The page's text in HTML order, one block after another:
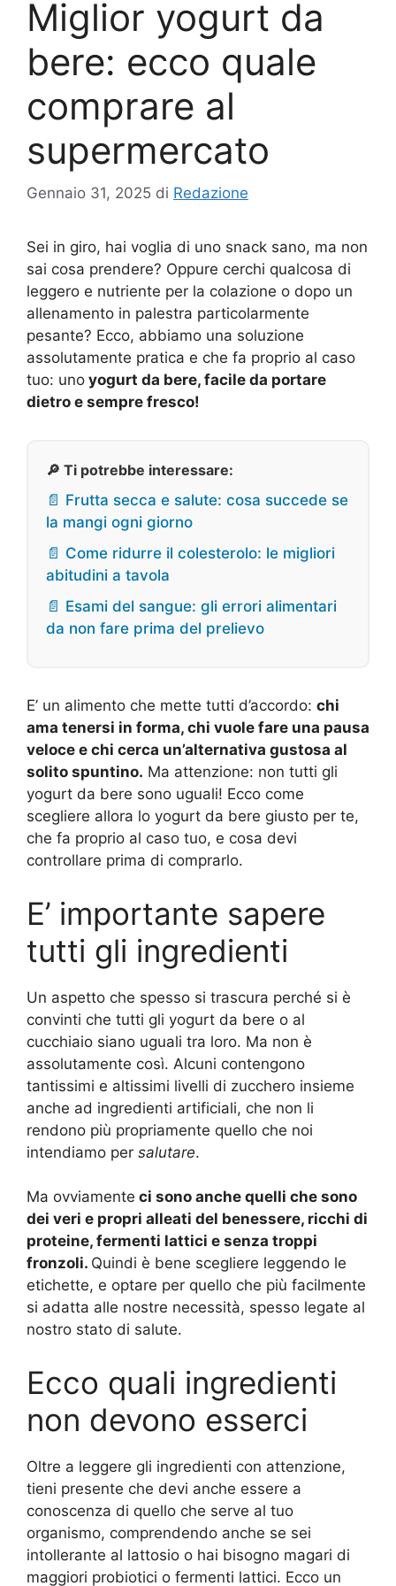
Miglior yogurt da
bere: ecco quale
comprare al
supermercato
Gennaio 31, 2025 di Redazione
Sei in giro, hai voglia di uno snack sano, ma non
sai cosa prendere? Oppure cerchi qualcosa di
leggero e nutriente per la colazione o dopo un
allenamento in palestra particolarmente
pesante? Ecco, abbiamo una soluzione
assolutamente pratica e che fa proprio al caso
tuo: uno yogurt da bere, facile da portare
dietro e sempre fresco!
🔎 Ti potrebbe interessare:
📄 Frutta secca e salute: cosa succede se
la mangi ogni giorno
📄 Come ridurre il colesterolo: le migliori
abitudini a tavola
📄 Esami del sangue: gli errori alimentari
da non fare prima del prelievo
E’ un alimento che mette tutti d’accordo: chi
ama tenersi in forma, chi vuole fare una pausa
veloce e chi cerca un’alternativa gustosa al
solito spuntino. Ma attenzione: non tutti gli
yogurt da bere sono uguali! Ecco come
scegliere allora lo yogurt da bere giusto per te,
che fa proprio al caso tuo, e cosa devi
controllare prima di comprarlo.
E’ importante sapere
tutti gli ingredienti
Un aspetto che spesso si trascura perché si è
convinti che tutti gli yogurt da bere o al
cucchiaio siano uguali tra loro. Ma non è
assolutamente così. Alcuni contengono
tantissimi e altissimi livelli di zucchero insieme
anche ad ingredienti artificiali, che non li
rendono più propriamente quello che noi
intendiamo per salutare.
Ma ovviamente ci sono anche quelli che sono
dei veri e propri alleati del benessere, ricchi di
proteine, fermenti lattici e senza troppi
fronzoli. Quindi è bene scegliere leggendo le
etichette, e optare per quello che più facilmente
si adatta alle nostre necessità, spesso legate al
nostro stato di salute.
Ecco quali ingredienti
non devono esserci
Oltre a leggere gli ingredienti con attenzione,
tieni presente che devi anche essere a
conoscenza di quello che serve al tuo
organismo, comprendendo anche se sei
intollerante al lattosio o hai bisogno magari di
maggiori probiotici o fermenti lattici. Ecco un